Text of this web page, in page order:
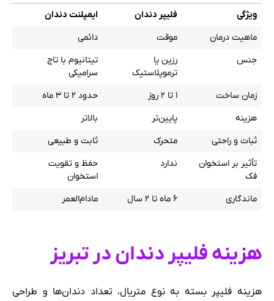
ویژگی فلیپر دندان
ایمپلنت دندان
ماهیت درمان
موقت
دائمی
جنس
رزین یا
ترموپلاستیک
تیتانیوم با تاج
سرامیکی
زمان ساخت
۱ تا ۲ روز
حدود ۲ تا ۳ ماه
هزینه
پایین‌تر
بالاتر
ثبات و راحتی
متحرک
ثابت و طبیعی
تأثیر بر استخوان
فک
ندارد
حفظ و تقویت
استخوان
ماندگاری
۶ ماه تا ۲ سال مادام‌العمر
هزینه فلیپر دندان در تبریز
هزینه فلیپر بسته به نوع متریال، تعداد دندان‌ها و طراحی